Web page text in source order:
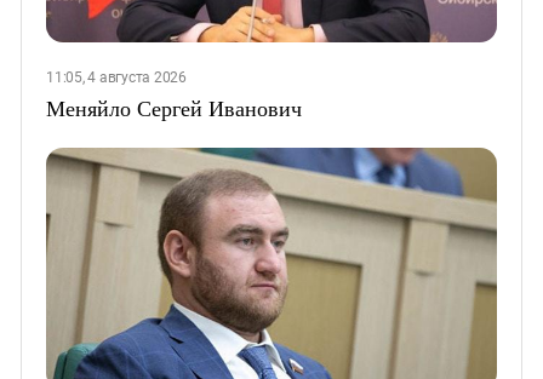
11:05, 4 августа 2026
Меняйло Сергей Иванович